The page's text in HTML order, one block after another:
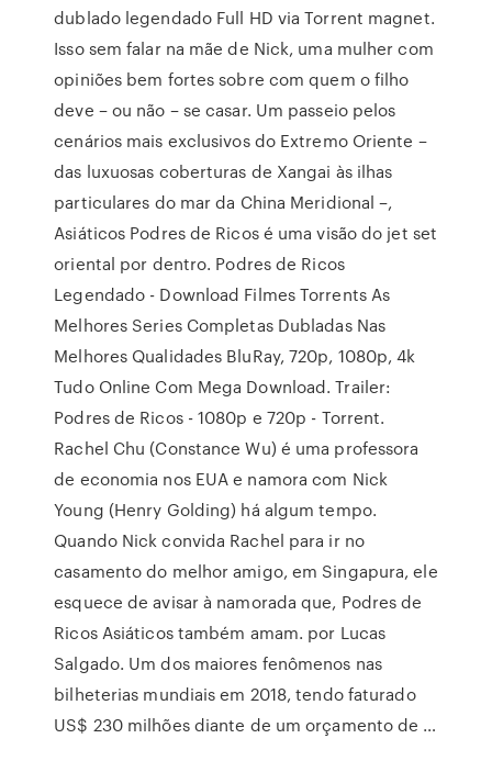
dublado legendado Full HD via Torrent magnet.
Isso sem falar na mãe de Nick, uma mulher com
opiniões bem fortes sobre com quem o filho
deve – ou não – se casar. Um passeio pelos
cenários mais exclusivos do Extremo Oriente –
das luxuosas coberturas de Xangai às ilhas
particulares do mar da China Meridional –,
Asiáticos Podres de Ricos é uma visão do jet set
oriental por dentro. Podres de Ricos
Legendado - Download Filmes Torrents As
Melhores Series Completas Dubladas Nas
Melhores Qualidades BluRay, 720p, 1080p, 4k
Tudo Online Com Mega Download. Trailer:
Podres de Ricos - 1080p e 720p - Torrent.
Rachel Chu (Constance Wu) é uma professora
de economia nos EUA e namora com Nick
Young (Henry Golding) há algum tempo.
Quando Nick convida Rachel para ir no
casamento do melhor amigo, em Singapura, ele
esquece de avisar à namorada que, Podres de
Ricos Asiáticos também amam. por Lucas
Salgado. Um dos maiores fenômenos nas
bilheterias mundiais em 2018, tendo faturado
US$ 230 milhões diante de um orçamento de …